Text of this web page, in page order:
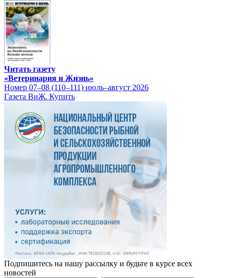
Читать газету
«Ветеринария и Жизнь»
Номер 07–08 (110–111) июль–август 2026
Газета ВиЖ. Купить
Подпишитесь на нашу рассылку и будьте в курсе всех
новостей